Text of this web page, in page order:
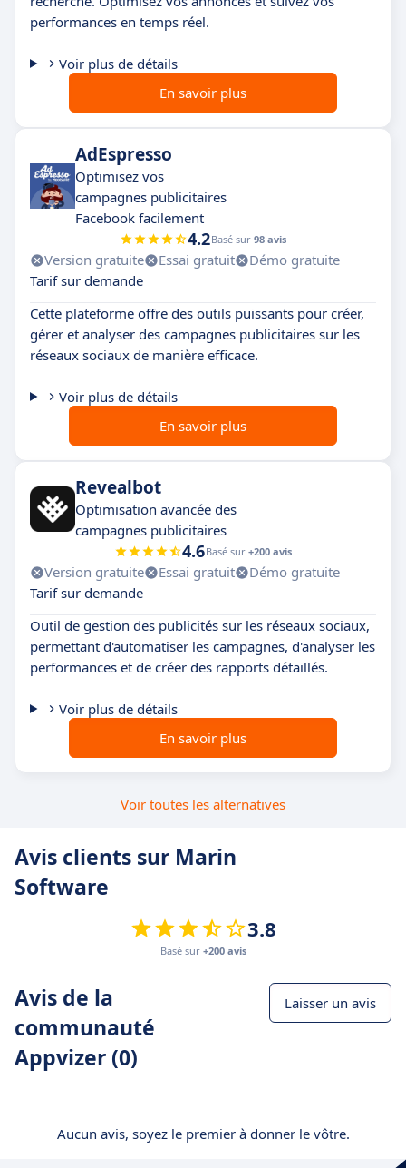
performances en temps réel.
Voir plus de détails
En savoir plus
AdEspresso
Optimisez vos
campagnes publicitaires
Facebook facilement
4.2Basé sur 98 avis
Version gratuite Essai gratuit
Démo gratuite
Tarif sur demande
Cette plateforme offre des outils puissants pour créer,
gérer et analyser des campagnes publicitaires sur les
réseaux sociaux de manière efficace.
Voir plus de détails
En savoir plus
Revealbot
Optimisation avancée des
campagnes publicitaires
4.6Basé sur +200 avis
Version gratuite Essai gratuit
Démo gratuite
Tarif sur demande
Outil de gestion des publicités sur les réseaux sociaux,
permettant d'automatiser les campagnes, d'analyser les
performances et de créer des rapports détaillés.
Voir plus de détails
En savoir plus
Voir toutes les alternatives
Avis clients sur Marin
Software
3.8
Basé sur +200 avis
Avis de la
communauté
Appvizer (0)
Laisser un avis
Aucun avis, soyez le premier à donner le vôtre.